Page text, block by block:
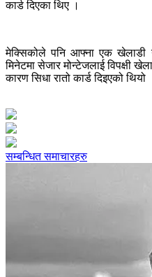
कार्ड दिएका थिए ।
मेक्सिकोले पनि आफ्ना एक खेलाडी
मिनेटमा सेजार मोन्टेजलाई विपक्षी
कारण सिधा रातो कार्ड दिइएको थियो
सम्बन्धित समाचारहरु